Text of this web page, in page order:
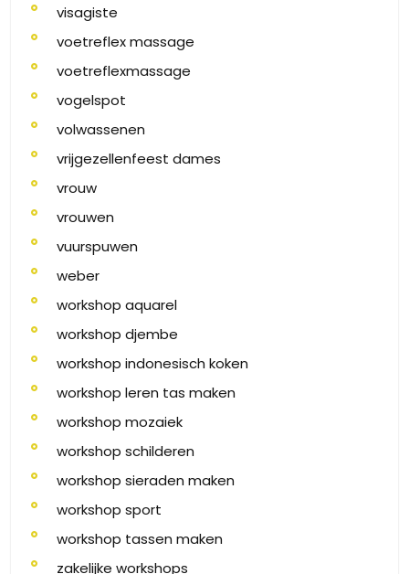
visagiste
voetreflex massage
voetreflexmassage
vogelspot
volwassenen
vrijgezellenfeest dames
vrouw
vrouwen
vuurspuwen
weber
workshop aquarel
workshop djembe
workshop indonesisch koken
workshop leren tas maken
workshop mozaiek
workshop schilderen
workshop sieraden maken
workshop sport
workshop tassen maken
zakelijke workshops